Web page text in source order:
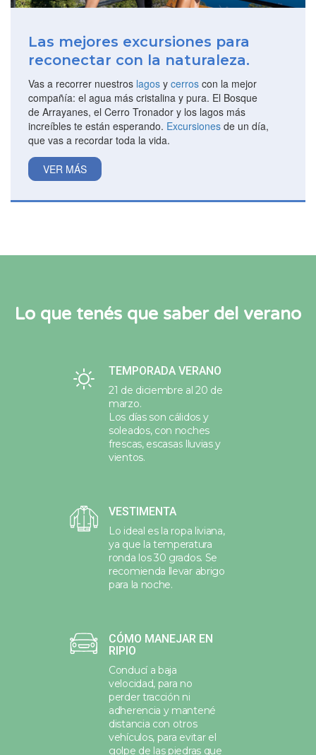
Las mejores excursiones para
reconectar con la naturaleza.
Vas a recorrer nuestros lagos y cerros con la mejor
compañía: el agua más cristalina y pura. El Bosque
de Arrayanes, el Cerro Tronador y los lagos más
increíbles te están esperando. Excursiones de un día,
que vas a recordar toda la vida.
VER MÁS
Lo que tenés que saber del verano
TEMPORADA VERANO
21 de diciembre al 20 de
marzo.
Los días son cálidos y
soleados, con noches
frescas, escasas lluvias y
vientos.
VESTIMENTA
Lo ideal es la ropa liviana,
ya que la temperatura
ronda los 30 grados. Se
recomienda llevar abrigo
para la noche.
CÓMO MANEJAR EN
RIPIO
Conducí a baja
velocidad, para no
perder tracción ni
adherencia y mantené
distancia con otros
vehículos, para evitar el
golpe de las piedras que